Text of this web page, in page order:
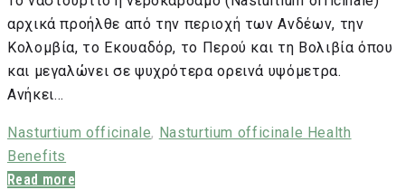
αρχικά προήλθε από την περιοχή των Ανδέων, την
Κολομβία, το Εκουαδόρ, το Περού και τη Βολιβία όπου
και μεγαλώνει σε ψυχρότερα ορεινά υψόμετρα.
Ανήκει…
Nasturtium officinale, Nasturtium officinale Health
Benefits
Read more